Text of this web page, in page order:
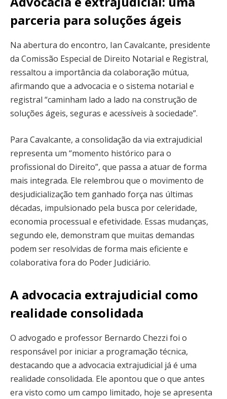
parceria para soluções ágeis
Na abertura do encontro, Ian Cavalcante, presidente
da Comissão Especial de Direito Notarial e Registral,
ressaltou a importância da colaboração mútua,
afirmando que a advocacia e o sistema notarial e
registral “caminham lado a lado na construção de
soluções ágeis, seguras e acessíveis à sociedade”.
Para Cavalcante, a consolidação da via extrajudicial
representa um “momento histórico para o
profissional do Direito”, que passa a atuar de forma
mais integrada. Ele relembrou que o movimento de
desjudicialização tem ganhado força nas últimas
décadas, impulsionado pela busca por celeridade,
economia processual e efetividade. Essas mudanças,
segundo ele, demonstram que muitas demandas
podem ser resolvidas de forma mais eficiente e
colaborativa fora do Poder Judiciário.
A advocacia extrajudicial como
realidade consolidada
O advogado e professor Bernardo Chezzi foi o
responsável por iniciar a programação técnica,
destacando que a advocacia extrajudicial já é uma
realidade consolidada. Ele apontou que o que antes
era visto como um campo limitado, hoje se apresenta